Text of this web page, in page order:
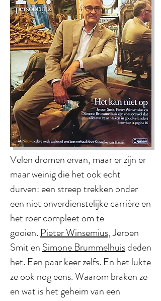
Velen dromen ervan, maar er zijn er
maar weinig die het ook echt
durven: een streep trekken onder
een niet onverdienstelijke carrière en
het roer compleet om te
gooien.Pieter Winsemius,Jeroen
Smit enSimone Brummelhuisdeden
het. Een paar keer zelfs. En het lukte
ze ook nog eens. Waarom braken ze
en wat is het geheim van een